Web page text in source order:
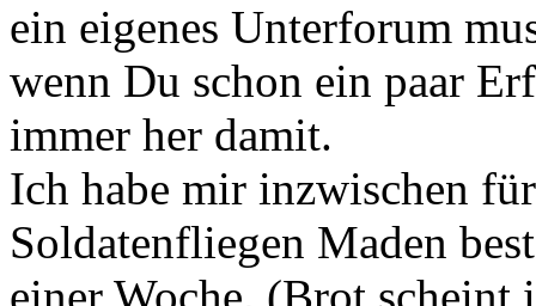
ein eigenes Unterforum
wenn Du schon ein paar
immer her damit.
Ich habe mir inzwischen
Soldatenfliegen Maden